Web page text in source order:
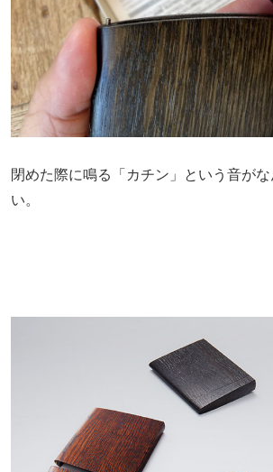
閉めた際に鳴る「カチン」という音が
い。